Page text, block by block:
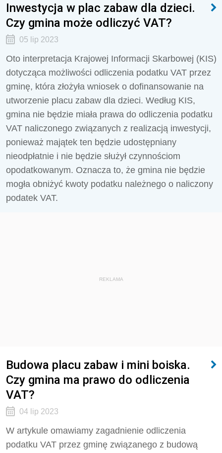
Inwestycja w plac zabaw dla dzieci.
Czy gmina może odliczyć VAT?
05 lip 2023
Oto interpretacja Krajowej Informacji Skarbowej (KIS)
dotycząca możliwości odliczenia podatku VAT przez
gminę, która złożyła wniosek o dofinansowanie na
utworzenie placu zabaw dla dzieci. Według KIS,
gmina nie będzie miała prawa do odliczenia podatku
VAT naliczonego związanych z realizacją inwestycji,
ponieważ majątek ten będzie udostępniany
nieodpłatnie i nie będzie służył czynnościom
opodatkowanym. Oznacza to, że gmina nie będzie
mogła obniżyć kwoty podatku należnego o naliczony
podatek VAT.
REKLAMA
Budowa placu zabaw i mini boiska.
Czy gmina ma prawo do odliczenia
VAT?
04 lip 2023
W artykule omawiamy zagadnienie odliczenia
podatku VAT przez gminę związanego z budową